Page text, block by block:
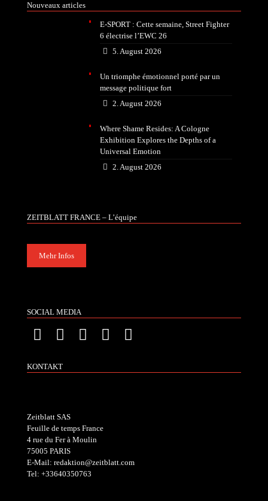
Nouveaux articles
E-SPORT : Cette semaine, Street Fighter
6 électrise l’EWC 26
5. August 2026
Un triomphe émotionnel porté par un
message politique fort
2. August 2026
Where Shame Resides: A Cologne
Exhibition Explores the Depths of a
Universal Emotion
2. August 2026
ZEITBLATT FRANCE – L’équipe
Mehr Infos
SOCIAL MEDIA
KONTAKT
Zeitblatt SAS
Feuille de temps France
4 rue du Fer à Moulin
75005 PARIS
E-Mail: redaktion@zeitblatt.com
Tel: +33640350763